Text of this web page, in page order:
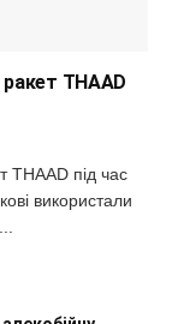
THAAD
під час
використали